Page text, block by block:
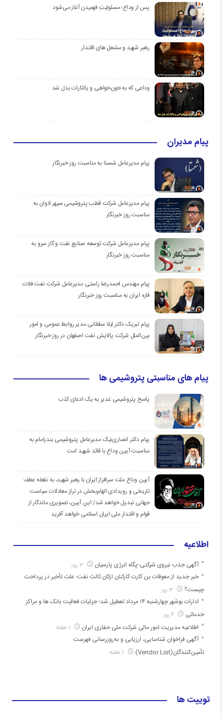
پس از وداع؛ مسئولیتِ فهمیدن آغاز می‌شود
رهبر شهید و مشعل های اقتدار
وداعی که به خون‌خواهی و یالثارات بدل شد
پیام مدیران
پیام مدیرعامل شستا به مناسبت روز خبرنگار
پیام مدیرعامل شرکت قطب پتروشیمی سپهر لاوان به
مناسبت روز خبرنگار
پیام مدیرعامل شرکت توسعه صنایع نفت و گاز سرو به
مناسبت روز خبرنگار
پیام مهندس احمدرضا راستی مدیرعامل شرکت نفت فلات
قاره ایران به مناسبت روز خبرنگار
پیام تبریک دکتر لیلا سلطانی مدیر روابط عمومی و امور
بین‌الملل شرکت پالایش نفت اصفهان در روز خبرنگار
پیام های مناسبتی پتروشیمی ها
پاسخ پتروشیمی غدیر به یک ادعای کذب
پیام دکتر انصاری‌نیک مدیرعامل پتروشیمی بندرامام به
مناسبت آیین وداع با قائد شهید امت
آیین وداع ملت سرافراز ایران با رهبر شهید، به نقطه عطف
تاریخی و رویدادی الهام‌بخش در تراز معادلات سیاست
جهانی تبدیل خواهد شد/ این آیین، تصویری ماندگار از
قوام و اقتدار ملی ایران اسلامی خواهد آفرید
اطلاعیه
آگهی جذب نیروی شرکتی-پگاه انرژی پارسیان
خبر جدید از معوقات بن کارت کارکنان ارکان ثالث نفت؛ علت تأخیر در پرداخت
چیست؟
ادارات بوشهر چهارشنبه ۱۴ مرداد تعطیل شد؛ جزئیات فعالیت بانک ها و مراکز
خدماتی
اطلاعیه مدیریت امور مالی شرکت ملی حفاری ایران
آگهی فراخوان شناسایی، ارزیابی و به‌روزرسانی فهرست
تأمین‌کنندگان(Vendor List)
توییت ها